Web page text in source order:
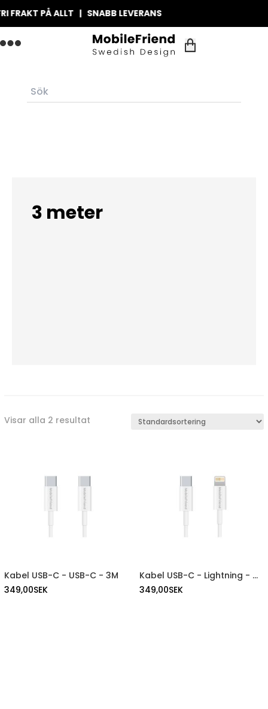
FRAKT PÅ ALLT | SNABB LEVERANS
3 meter
Visar alla 2 resultat
Kabel USB-C - USB-C - 3M
349,00SEK
Kabel USB-C - Lightning - 3M
349,00SEK